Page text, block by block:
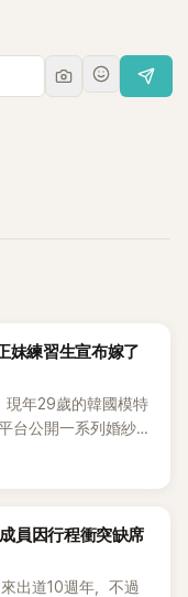
妹練習生宣布嫁了
現年29歲的韓國模特
台公開一系列婚紗
不少曾追看節目的
員因行程衝突缺席
出道10週年，不過